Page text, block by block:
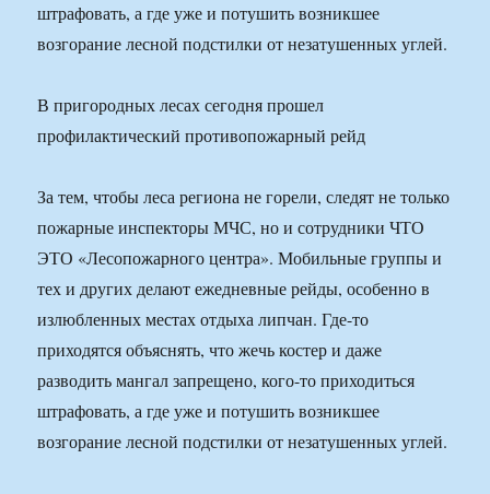
штрафовать, а где уже и потушить возникшее
возгорание лесной подстилки от незатушенных углей.
В пригородных лесах сегодня прошел
профилактический противопожарный рейд
За тем, чтобы леса региона не горели, следят не только
пожарные инспекторы МЧС, но и сотрудники ЧТО
ЭТО «Лесопожарного центра». Мобильные группы и
тех и других делают ежедневные рейды, особенно в
излюбленных местах отдыха липчан. Где-то
приходятся объяснять, что жечь костер и даже
разводить мангал запрещено, кого-то приходиться
штрафовать, а где уже и потушить возникшее
возгорание лесной подстилки от незатушенных углей.